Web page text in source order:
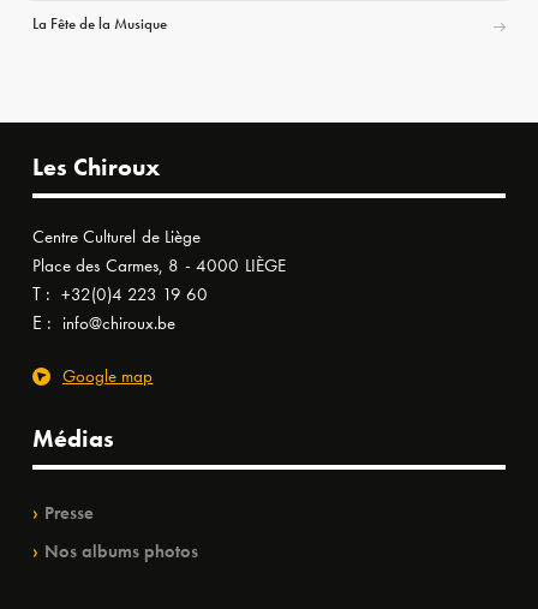
La Fête de la Musique
Les Chiroux
Centre Culturel de Liège
Place des Carmes, 8 - 4000 LIÈGE
T : +32(0)4 223 19 60
E : info@chiroux.be
Google map
Médias
Presse
Nos albums photos